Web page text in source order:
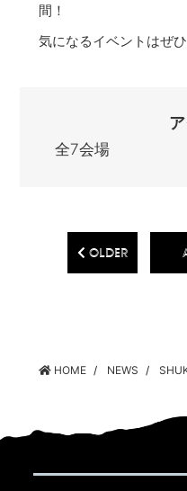
間！
気になるイベントはぜ
全7会場
OLDER
HOME NEWS